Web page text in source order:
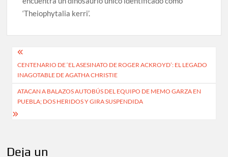
‘Theiophytalia kerri’.
Navegación
de
entradas
CENTENARIO DE ‘EL ASESINATO DE ROGER ACKROYD’: EL LEGADO
INAGOTABLE DE AGATHA CHRISTIE
ATACAN A BALAZOS AUTOBÚS DEL EQUIPO DE MEMO GARZA EN
PUEBLA; DOS HERIDOS Y GIRA SUSPENDIDA
Deja un